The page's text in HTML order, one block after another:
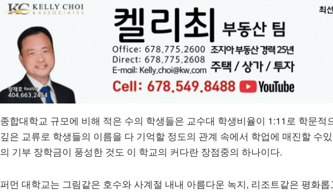
종합대학교 규모에 비해 적은 수의 학생들은 교수대 학생비율이 1:11로 학문적
깊은 교류로 학생들의 이름을 다 기억할 정도의 관계 속에서 학업에 매진할 수
의 기부 장학금이 풍성한 것도 이 학교의 커다란 장점중의 하나이다.
퍼먼 대학교는 그림같은 호수와 사계절 내내 아름다운 녹지, 리조트같은 평화